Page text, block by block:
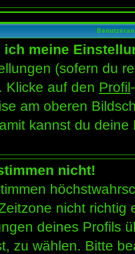
ich meine
(sofern du
Klicke auf den Profil
am oberen
kannst du
nicht!
nicht richtig
deines Profils
zu wählen. Bitte